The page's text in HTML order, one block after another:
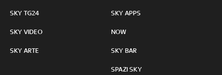
SKY TG24
SKY VIDEO
SKY ARTE
SKY APPS
NOW
SKY BAR
SPAZI SKY